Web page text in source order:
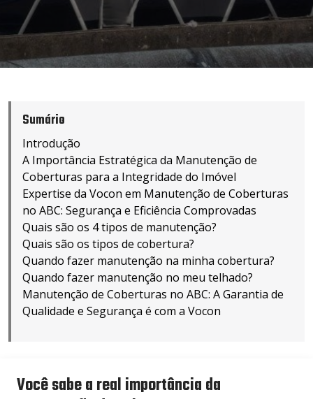
Sumário
Introdução
A Importância Estratégica da Manutenção de
Coberturas para a Integridade do Imóvel
Expertise da Vocon em Manutenção de Coberturas
no ABC: Segurança e Eficiência Comprovadas
Quais são os 4 tipos de manutenção?
Quais são os tipos de cobertura?
Quando fazer manutenção na minha cobertura?
Quando fazer manutenção no meu telhado?
Manutenção de Coberturas no ABC: A Garantia de
Qualidade e Segurança é com a Vocon
Você sabe a real importância da